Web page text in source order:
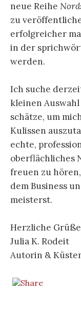
neue Reihe
zu
erfolgreicher
in der
werden.
Ich suche
kleinen
schätze, um
Kulissen
echte,
oberflächliches
freuen zu
dem Business
meisterst.
Herzliche
Julia K. Rodeit
Autorin &